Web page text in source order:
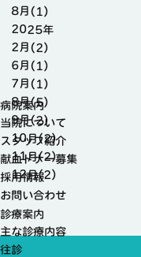
病院案内
当院について
スタッフ紹介
献血ドナー募集
採用情報
お問い合わせ
診療案内
主な診療内容
往診
8月(1)
2025年
2月(2)
6月(1)
7月(1)
8月(5)
9月(2)
10月(2)
11月(2)
12月(2)